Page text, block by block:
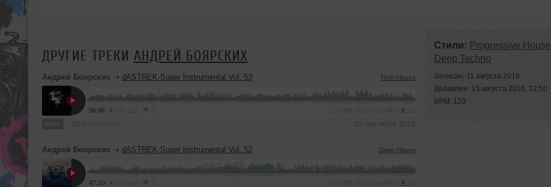
ДРУГИЕ ТРЕКИ АНДРЕЙ БОЯРСКИХ
Андрей Боярских ➝ dASTREK-Super Instrumental Vol. 53 Tech House
56:46
Микс 03 сентября 2016
Андрей Боярских ➝ dASTREK-Super Instrumental Vol. 52 Deep House
47:10
Стили: Progressive House
Deep Techno
Записан: 11 августа 2016
Добавлен: 15 августа 2016, 12:50
BPM: 120